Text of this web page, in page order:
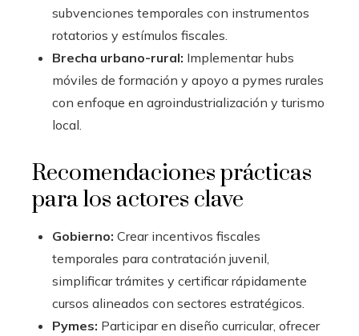
subvenciones temporales con instrumentos
rotatorios y estímulos fiscales.
Brecha urbano-rural: Implementar hubs
móviles de formación y apoyo a pymes rurales
con enfoque en agroindustrialización y turismo
local.
Recomendaciones prácticas
para los actores clave
Gobierno: Crear incentivos fiscales
temporales para contratación juvenil,
simplificar trámites y certificar rápidamente
cursos alineados con sectores estratégicos.
Pymes: Participar en diseño curricular, ofrecer